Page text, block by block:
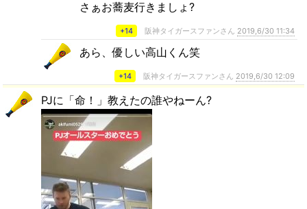
さぁお蕎麦行きましょ?
+14 阪神タイガースファンさん 2019,6/30 11:34
あら、優しい高山くん笑
+14 阪神タイガースファンさん 2019,6/30 12:09
PJに「命！」教えたの誰やねーん?